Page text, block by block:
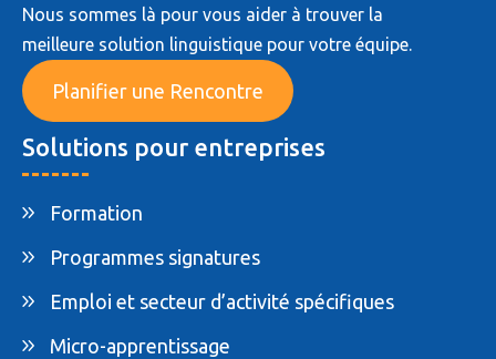
Nous sommes là pour vous aider à trouver la
meilleure solution linguistique pour votre équipe.
Planifier une Rencontre
Solutions pour entreprises
Formation
Programmes signatures
Emploi et secteur d’activité spécifiques
Micro-apprentissage